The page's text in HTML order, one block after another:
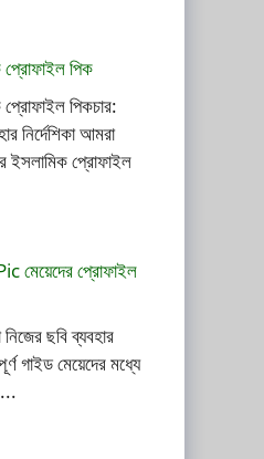
প্রোফাইল পিক
প্রোফাইল পিকচার:
নির্দেশিকা আমরা
ইসলামিক প্রোফাইল
মেয়েদের প্রোফাইল
ছবি ব্যবহার
গাইড মেয়েদের মধ্যে